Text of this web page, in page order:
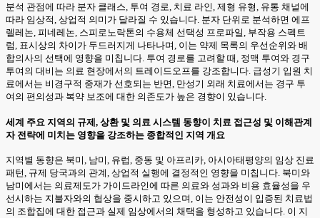
분석 관점에 따라 분자 클래스, 투여 경로, 치료 라인, 제형 유형, 유통 채널에
따라 임상적, 상업적 의미가 달라질 수 있습니다. 분자 단위로 분석하면 에프
렐레논, 피네레논, 스피로노락톤의 수용체 선택성 프로파일, 부작용 스펙트
럼, 표시상의 차이가 두드러지게 나타나며, 이는 약제 목록의 우선순위와 배
합의사의 선택에 영향을 미칩니다. 투여 경로를 고려할 때, 정맥 투여와 경구
투여의 대비는 의료 현장에서의 트레이드오프를 강조합니다. 급성기 입원 치
료에서는 비경구적 중재가 선호되는 반면, 만성기 외래 치료에서는 경구 투
여의 편의성과 복약 보조에 대한 의존도가 높은 경향이 있습니다.
세계 주요 지역의 규제, 상환 및 의료 시스템 동향이 치료 접근성 및 이해관계
자 전략에 미치는 영향을 강조하는 종합적인 지역 개요
지역별 동향은 북미, 남미, 유럽, 중동 및 아프리카, 아시아태평양의 임상 진료
패턴, 규제 당국과의 관계, 상업적 실행에 결정적인 영향을 미칩니다. 북미와
남미에서는 의료제도가 가이드라인에 따른 의료와 성과와 비용 효율성을 우
선시하는 지불자와의 협상을 중시하고 있으며, 이는 안전성이 입증된 치료법
의 조합집에 대한 접근과 실제 임상에서의 채택을 형성하고 있습니다. 이 지